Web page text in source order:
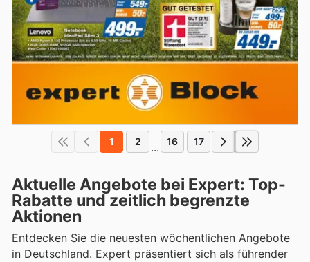
1 2 ... 16 17
Aktuelle Angebote bei Expert: Top-
Rabatte und zeitlich begrenzte
Aktionen
Entdecken Sie die neuesten wöchentlichen Angebote
in Deutschland. Expert präsentiert sich als führender